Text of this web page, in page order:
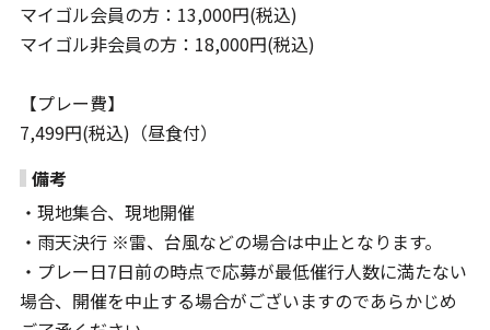
マイゴル会員の方：13,000円(税込)
マイゴル非会員の方：18,000円(税込)
【プレー費】
7,499円(税込)（昼食付）
備考
・現地集合、現地開催
・雨天決行 ※雷、台風などの場合は中止となります。
・プレー日7日前の時点で応募が最低催行人数に満たない
場合、開催を中止する場合がございますのであらかじめ